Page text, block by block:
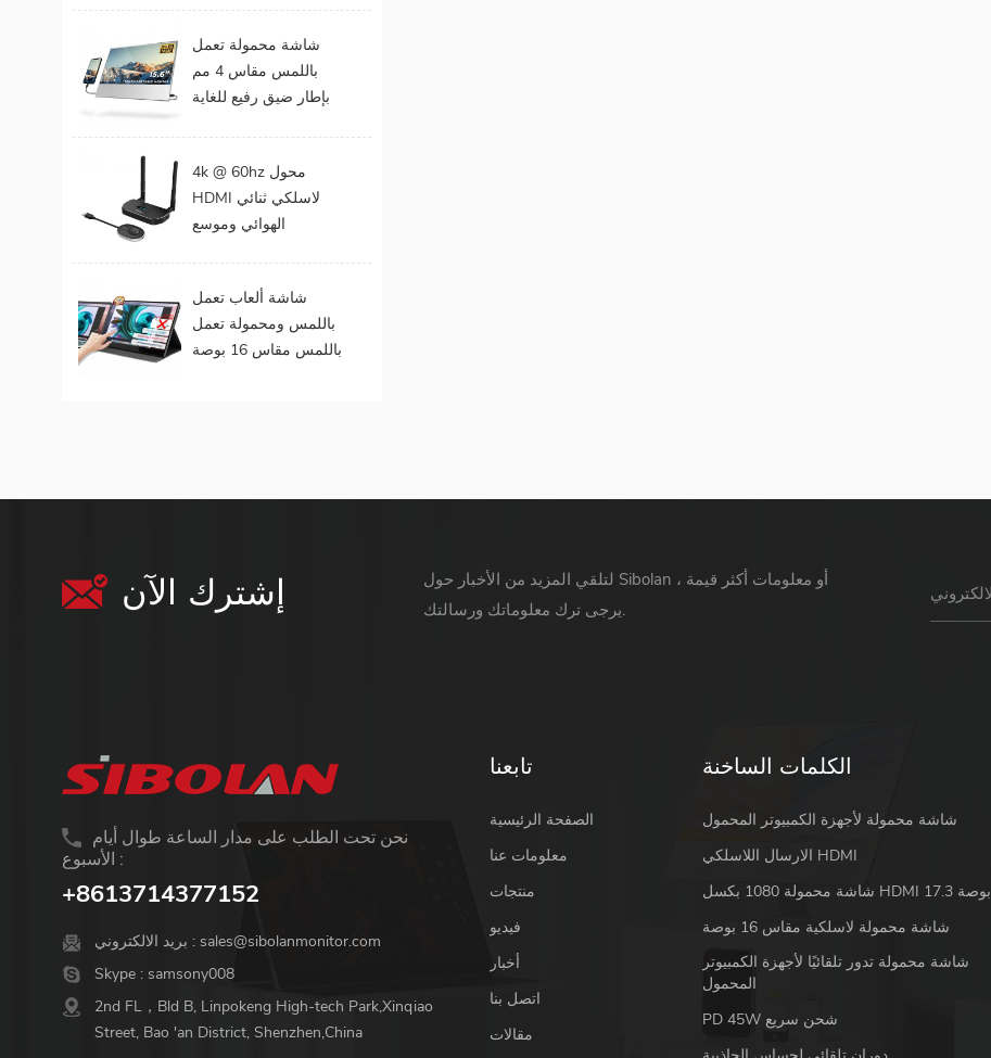
Portable Monitor
لأجهزة الكمبيوتر
المحمول
شاشة محمولة تعمل
باللمس مقاس 4 مم
بإطار ضيق رفيع للغاية
بكسل
4k @ 60hz محول
HDMI لاسلكي ثنائي
الهوائي وموسع
شاشة ألعاب تعمل
باللمس ومحمولة تعمل
باللمس مقاس 16 بوصة
إشترك الآن
لتلقي المزيد من الأخبار حول Sibolan أو معلومات أكثر قيمة ،
يرجى ترك معلوماتك ورسالتك.
نحن تحت الطلب على مدار الساعة طوال أيام
الأسبوع :
+8613714377152
بريد الالكتروني : sales@sibolanmonitor.com
Skype : samsony008
2nd FL，Bld B, Linpokeng High-tech Park,Xinqiao
Street, Bao 'an District, Shenzhen,China
تابعنا
الصفحة الرئيسية
معلومات عنا
منتجات
فيديو
أخبار
اتصل بنا
مقالات
الكلمات الساخنة
شاشة محمولة لأجهزة الكمبيوتر المحمول
الارسال اللاسلكي HDMI
شاشة محمولة 1080 بكسل HDMI 17.3 بوصة
شاشة محمولة لاسلكية مقاس 16 بوصة
شاشة محمولة تدور تلقائيًا لأجهزة الكمبيوتر
المحمول
PD 45W شحن سريع